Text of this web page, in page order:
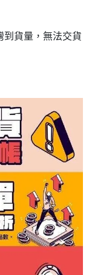
到貨量，無法交貨